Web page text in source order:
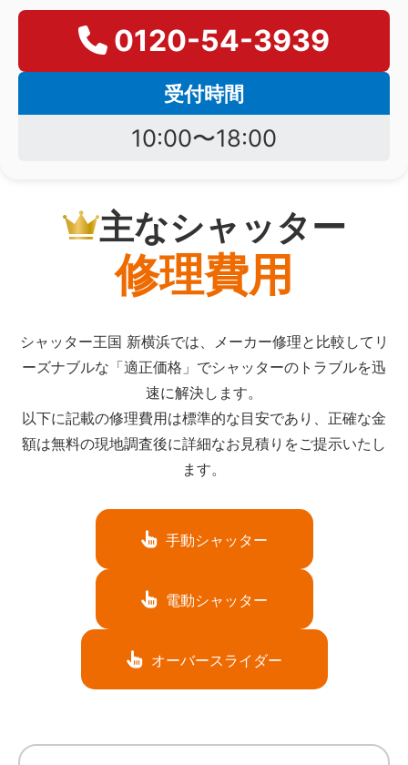
0120-54-3939
受付時間
10:00〜18:00
主なシャッター
修理費用
シャッター王国 新横浜では、メーカー修理と比較してリ
ーズナブルな「適正価格」でシャッターのトラブルを迅
速に解決します。
以下に記載の修理費用は標準的な目安であり、正確な金
額は無料の現地調査後に詳細なお見積りをご提示いたし
ます。
手動シャッター
電動シャッター
オーバースライダー